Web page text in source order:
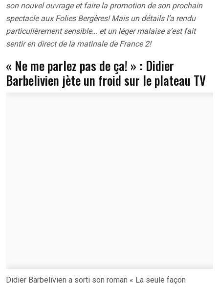
son nouvel ouvrage et faire la promotion de son prochain
spectacle aux Folies Bergères! Mais un détails l’a rendu
particulièrement sensible… et un léger malaise s’est fait
sentir en direct de la matinale de France 2!
« Ne me parlez pas de ça! » : Didier
Barbelivien jète un froid sur le plateau TV
Didier Barbelivien a sorti son roman « La seule façon